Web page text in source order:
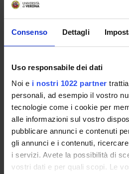
Consenso Dettagli
Uso responsabile dei dati
Noi e i nostri 1022 partner
personali, ad esempio il vostro
tecnologie come i cookie per
alle informazioni sul vostro
pubblicare annunci e contenuti
gli annunci e i contenuti,
i servizi. Avete la possibilità di
vostri dati e per quali scopi. Le
INCARICHI
GOVERNANCE
COMMISSIONI
UFFICI E STRUTTURE DI
SERVIZI DI SEGRETERIA